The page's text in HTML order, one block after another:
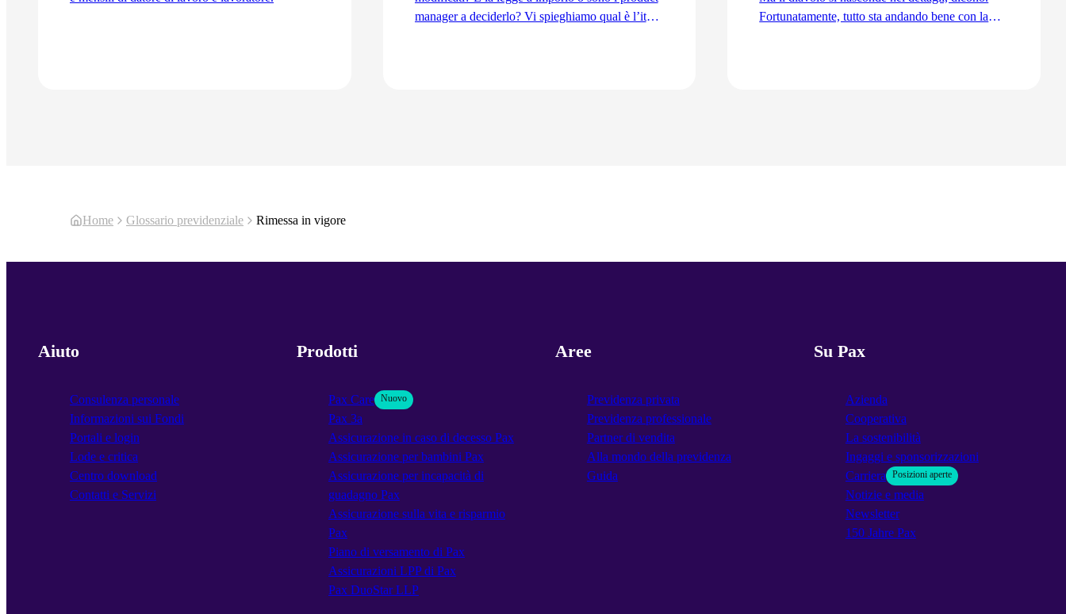
manager a deciderlo? Vi spieghiamo qual è l’iter
Fortunatamente, tutto sta andando bene con la
Home Glossario previdenziale Rimessa in vigore
Aiuto
Consulenza personale
Informazioni sui Fondi
Portali e login
Lode e critica
Centro download
Contatti e Servizi
Prodotti
Pax Care Nuovo
Pax 3a
Assicurazione in caso di decesso Pax
Assicurazione per bambini Pax
Assicurazione per incapacità di
guadagno Pax
Assicurazione sulla vita e risparmio
Pax
Piano di versamento di Pax
Assicurazioni LPP di Pax
Pax DuoStar LLP
Aree
Previdenza privata
Previdenza professionale
Partner di vendita
Alla mondo della previdenza
Guida
Su Pax
Azienda
Cooperativa
La sostenibilità
Ingaggi e sponsorizzazioni
Carriera
Posizioni aperte
Notizie e media
Newsletter
150 Jahre Pax